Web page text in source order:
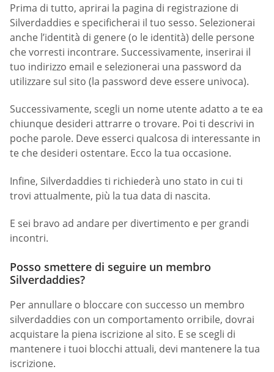
Prima di tutto, aprirai la pagina di registrazione di
Silverdaddies e specificherai il tuo sesso. Selezionerai
anche l’identità di genere (o le identità) delle persone
che vorresti incontrare. Successivamente, inserirai il
tuo indirizzo email e selezionerai una password da
utilizzare sul sito (la password deve essere univoca).
Successivamente, scegli un nome utente adatto a te ea
chiunque desideri attrarre o trovare. Poi ti descrivi in
poche parole. Deve esserci qualcosa di interessante in
te che desideri ostentare. Ecco la tua occasione.
Infine, Silverdaddies ti richiederà uno stato in cui ti
trovi attualmente, più la tua data di nascita.
E sei bravo ad andare per divertimento e per grandi
incontri.
Posso smettere di seguire un membro
Silverdaddies?
Per annullare o bloccare con successo un membro
silverdaddies con un comportamento orribile, dovrai
acquistare la piena iscrizione al sito. E se scegli di
mantenere i tuoi blocchi attuali, devi mantenere la tua
iscrizione.